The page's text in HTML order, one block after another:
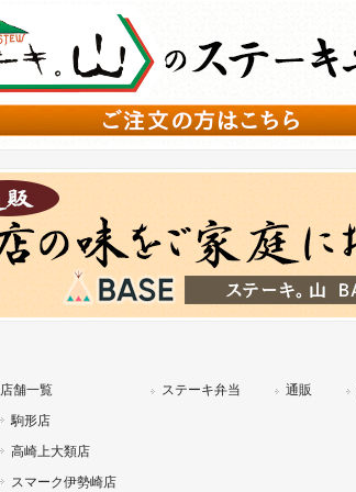
店舗一覧
駒形店
高崎上大類店
スマーク伊勢崎店
ステーキ弁当 通販